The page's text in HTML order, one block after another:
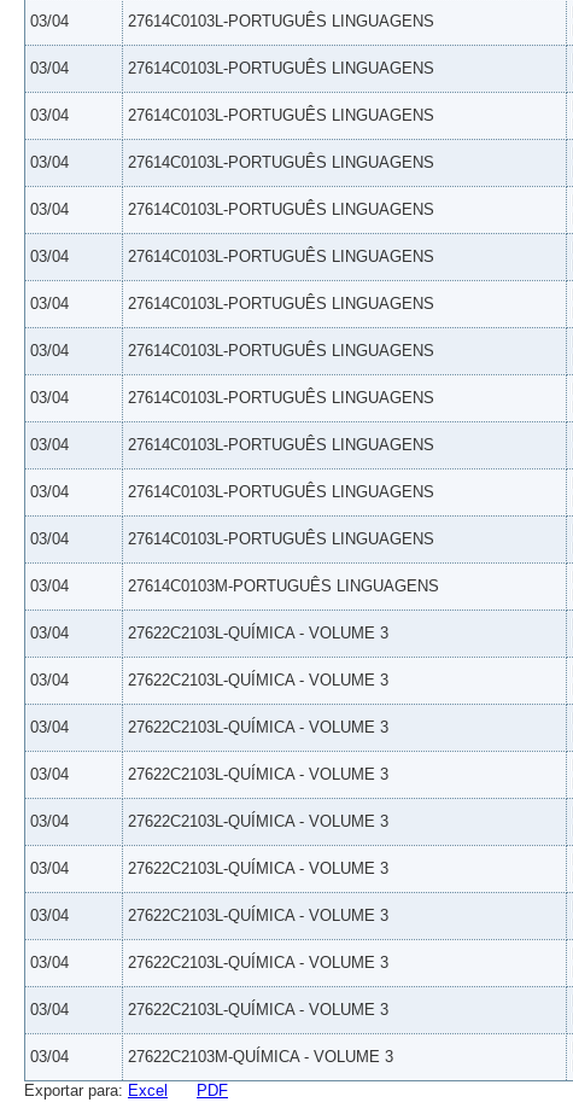
03/04 27614C0103L-PORTUGUÊS LINGUAGENS
03/04 27614C0103L-PORTUGUÊS LINGUAGENS
03/04 27614C0103L-PORTUGUÊS LINGUAGENS
03/04 27614C0103L-PORTUGUÊS LINGUAGENS
03/04 27614C0103L-PORTUGUÊS LINGUAGENS
03/04 27614C0103L-PORTUGUÊS LINGUAGENS
03/04 27614C0103L-PORTUGUÊS LINGUAGENS
03/04 27614C0103L-PORTUGUÊS LINGUAGENS
03/04 27614C0103L-PORTUGUÊS LINGUAGENS
03/04 27614C0103L-PORTUGUÊS LINGUAGENS
03/04 27614C0103L-PORTUGUÊS LINGUAGENS
03/04 27614C0103L-PORTUGUÊS LINGUAGENS
03/04 27614C0103M-PORTUGUÊS LINGUAGENS
03/04 27622C2103L-QUÍMICA - VOLUME 3
03/04 27622C2103L-QUÍMICA - VOLUME 3
03/04 27622C2103L-QUÍMICA - VOLUME 3
03/04 27622C2103L-QUÍMICA - VOLUME 3
03/04 27622C2103L-QUÍMICA - VOLUME 3
03/04 27622C2103L-QUÍMICA - VOLUME 3
03/04 27622C2103L-QUÍMICA - VOLUME 3
03/04 27622C2103L-QUÍMICA - VOLUME 3
03/04 27622C2103L-QUÍMICA - VOLUME 3
03/04 27622C2103M-QUÍMICA - VOLUME 3
Exportar para: Excel PDF